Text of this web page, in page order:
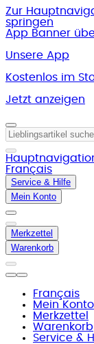
Zur
springen
App Banner
Unsere App
Kostenlos im
Jetzt anzeigen
Français
Service & Hilfe
Mein Konto
Merkzettel
Warenkorb
Français
Mein Konto
Merkzettel
Warenkorb
Service &